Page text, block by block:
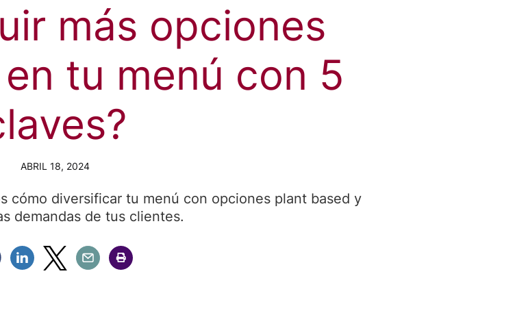
más opciones
tu menú con 5
ABRIL 18, 2024
cómo diversificar tu menú con opciones plant based y
demandas de tus clientes.
Facebook
Compartir Linkedin
Compartir Twitter
Compartir Email
Compartir Imprimir